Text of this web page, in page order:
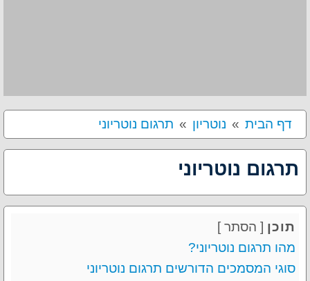
דף הבית נוטריון תרגום נוטריוני
תרגום נוטריוני
תוכן [ הסתר ]
מהו תרגום נוטריוני?
סוגי המסמכים הדורשים תרגום נוטריוני